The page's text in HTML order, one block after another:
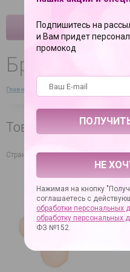
Бренды
Главная Справочная
Товары Starbust в
Страна производителя: Франция
Подпишитесь на
и Вам придет
промокод
НЕ
Нажимая на кнопку
соглашаетесь с
обработки персональных
обработку персональных
ФЗ №152.